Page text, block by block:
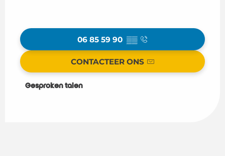
06 85 59 90 ▒▒
CONTACTEER ONS
Gesproken talen
Gesproken talen